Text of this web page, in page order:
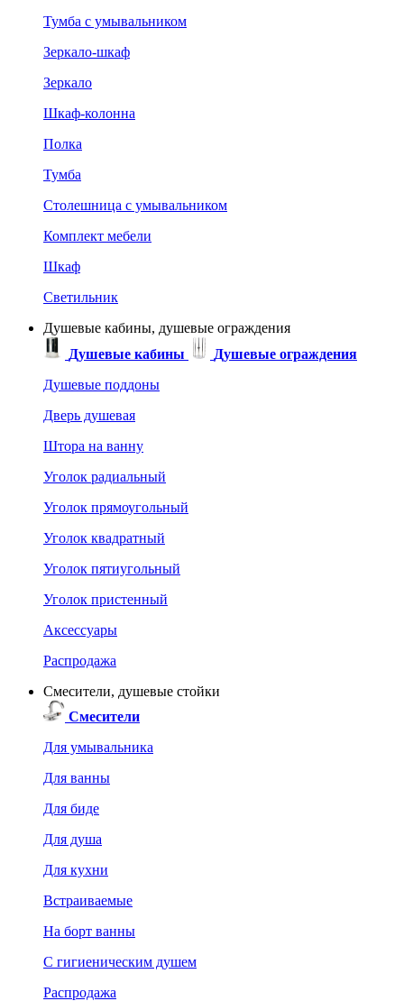
Тумба с умывальником
Зеркало-шкаф
Зеркало
Шкаф-колонна
Полка
Тумба
Столешница с умывальником
Комплект мебели
Шкаф
Светильник
Душевые кабины, душевые ограждения
Душевые кабины
Душевые ограждения
Душевые поддоны
Дверь душевая
Штора на ванну
Уголок радиальный
Уголок прямоугольный
Уголок квадратный
Уголок пятиугольный
Уголок пристенный
Аксессуары
Распродажа
Смесители, душевые стойки
Смесители
Для умывальника
Для ванны
Для биде
Для душа
Для кухни
Встраиваемые
На борт ванны
C гигиеническим душем
Распродажа